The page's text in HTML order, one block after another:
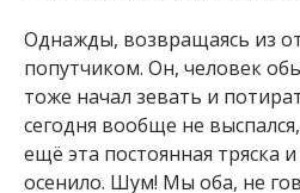
Однажды, возвращаясь из
попутчиком. Он, человек
тоже начал зевать и
сегодня вообще не
ещё эта постоянная тряска
осенило. Шум! Мы оба, не